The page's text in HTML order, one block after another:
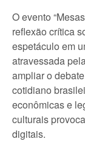
O evento
reflexão crítica
espetáculo em
atravessada
ampliar o
cotidiano
econômicas e
culturais
digitais.